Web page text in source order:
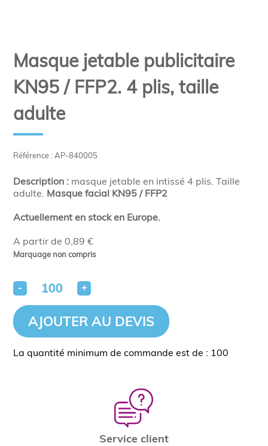
Référence : AP-840005
A partir de 0,89 €
Marquage non compris
Masque jetable publicitaire
KN95 / FFP2. 4 plis, taille
adulte
Description : masque jetable en intissé 4 plis. Taille
adulte. Masque facial KN95 / FFP2
Actuellement en stock en Europe.
- +
AJOUTER AU DEVIS
La quantité minimum de commande est de : 100
Service client